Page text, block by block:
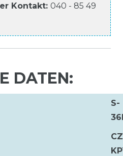
Kontakt: 040 - 85 49
DATEN:
S-